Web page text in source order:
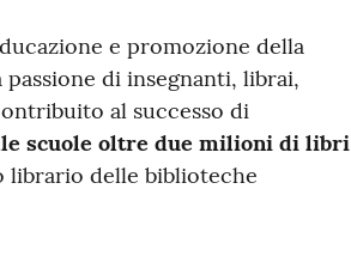
e promozione della
passione di insegnanti, librai,
al successo di
scuole oltre due milioni di libri
librario delle biblioteche